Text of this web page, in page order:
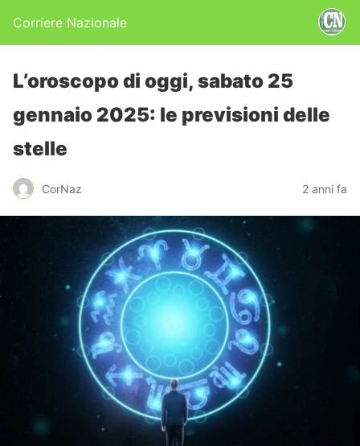
Corriere Nazionale
L’oroscopo di oggi, sabato 25
gennaio 2025: le previsioni delle
stelle
CorNaz 2 anni fa